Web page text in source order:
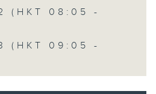
(HKT 08:05 -
(HKT 09:05 -